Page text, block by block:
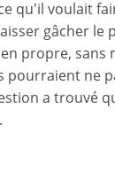
qu'il voulait
gâcher le
propre, sans
pourraient ne
a trouvé